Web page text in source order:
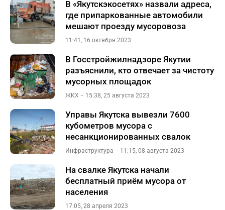
В «Якутскэкосетях» назвали адреса,
где припаркованные автомобили
мешают проезду мусоровоза
11:41, 16 октября 2023
В Госстройжилнадзоре Якутии
разъяснили, кто отвечает за чистоту
мусорных площадок
ЖКХ 15:38, 25 августа 2023
Управы Якутска вывезли 7600
кубометров мусора с
несанкционированных свалок
Инфраструктура 11:15, 08 августа 2023
На свалке Якутска начали
бесплатный приём мусора от
населения
17:05, 28 апреля 2023